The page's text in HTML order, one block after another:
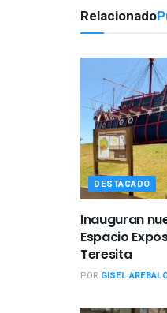
Relacionado
DESTACADO
Inauguran
Espacio
Teresita
POR GISEL